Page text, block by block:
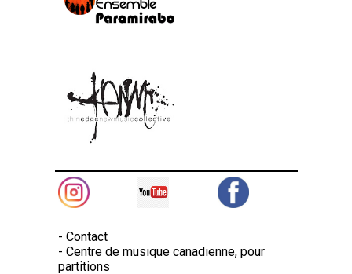
- Contact
- Centre de musique canadienne, pour
partitions